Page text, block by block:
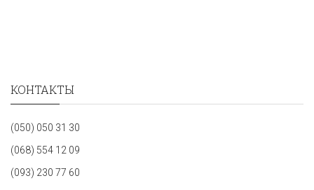
КОНТАКТЫ
(050) 050 31 30
(068) 554 12 09
(093) 230 77 60